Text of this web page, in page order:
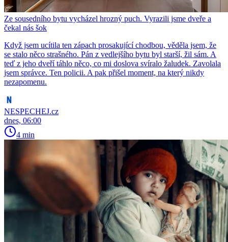
Ze sousedního bytu vycházel hrozný puch. Vyrazili jsme dveře a
čekal nás šok
Když jsem ucítila ten zápach prosakující chodbou, věděla jsem, že
se stalo něco strašného. Pán z vedlejšího bytu byl starší, žil sám. A
teď z jeho dveří táhlo něco, co mi doslova svíralo žaludek. Zavolala
jsem správce. Ten policii. A pak přišel moment, na který nikdy
nezapomenu.
NESPECHEJ.cz
dnes, 06:00
4 min